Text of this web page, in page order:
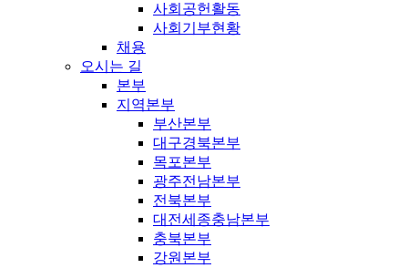
사회공헌활동
사회기부현황
채용
오시는 길
본부
지역본부
부산본부
대구경북본부
목포본부
광주전남본부
전북본부
대전세종충남본부
충북본부
강원본부